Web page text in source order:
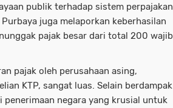
publik terhadap sistem perpajakan
juga melaporkan keberhasilan
pajak besar dari total 200 wajib
pajak oleh perusahaan asing,
KTP, sangat luas. Selain berdampak
negara yang krusial untuk